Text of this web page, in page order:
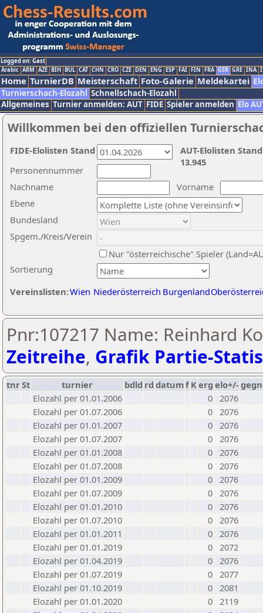
Logged on: Gast
Arabic ARM AZE BIH BUL CAT CHN CRO CZE DEN ENG ESP FAI FIN FRA GER GRE INA
Home TurnierDB Meisterschaft Foto-Galerie Meldekartei
Turnierschach-Elozahl Schnellschach-Elozahl
Allgemeines Turnier anmelden: AUT FIDE Spieler anmelden Elo
Willkommen bei den offiziellen
Nachname
Vorname
Ebene
Sortierung
Personennummer
Bundesland
Spgem./Kreis/Verein
Nur "österreichische" Spieler
Vereinslisten:Wien Niederösterreich Burgenland
AUT-Elolisten
13.945
FIDE-Elolisten Stand
Pnr:107217 Name: Reinhard
Zeitreihe, Grafik Partie-
tnrSt turnier bdld rd datumf Kerg elo+/-
Elozahl per 01.01.2006
0 2076
Elozahl per 01.07.2006
0 2076
Elozahl per 01.01.2007
0 2076
Elozahl per 01.07.2007
0 2076
Elozahl per 01.01.2008
0 2076
Elozahl per 01.07.2008
0 2076
Elozahl per 01.01.2009
0 2076
Elozahl per 01.07.2009
0 2076
Elozahl per 01.01.2010
0 2076
Elozahl per 01.07.2010
0 2076
Elozahl per 01.01.2011
0 2076
Elozahl per 01.01.2019
0 2072
Elozahl per 01.04.2019
0 2076
Elozahl per 01.07.2019
0 2077
Elozahl per 01.10.2019
0 2081
Elozahl per 01.01.2020
0 2119